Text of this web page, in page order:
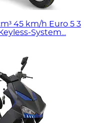
45 km/h Euro 5 3
System...